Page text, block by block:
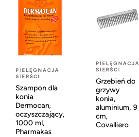
PIELĘGNACJA
SIERŚCI
Szampon dla
konia
Dermocan,
oczyszczający,
1000 ml,
Pharmakas
PIELĘGNACJA
SIERŚCI
Grzebień do
grzywy
konia,
aluminium, 9
cm,
Covalliero